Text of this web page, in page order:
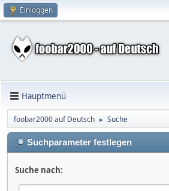
Einloggen
Hauptmenü
foobar2000 auf Deutsch ► Suche
Suchparameter festlegen
Suche nach: